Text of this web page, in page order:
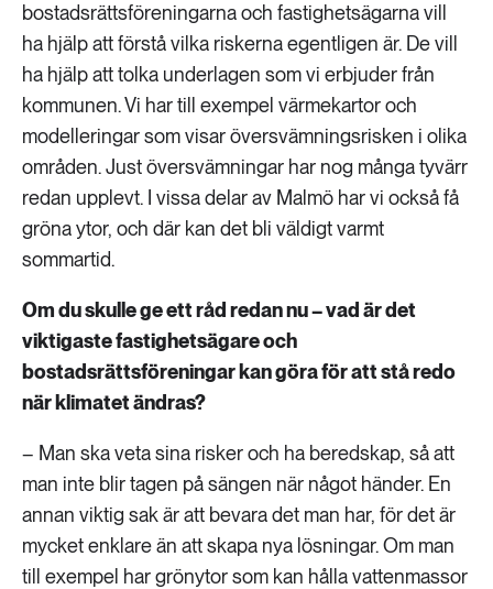
bostadsrättsföreningarna och fastighetsägarna vill
ha hjälp att förstå vilka riskerna egentligen är. De vill
ha hjälp att tolka underlagen som vi erbjuder från
kommunen. Vi har till exempel värmekartor och
modelleringar som visar översvämningsrisken i olika
områden. Just översvämningar har nog många tyvärr
redan upplevt. I vissa delar av Malmö har vi också få
gröna ytor, och där kan det bli väldigt varmt
sommartid.
Om du skulle ge ett råd redan nu – vad är det
viktigaste fastighetsägare och
bostadsrättsföreningar kan göra för att stå redo
när klimatet ändras?
– Man ska veta sina risker och ha beredskap, så att
man inte blir tagen på sängen när något händer. En
annan viktig sak är att bevara det man har, för det är
mycket enklare än att skapa nya lösningar. Om man
till exempel har grönytor som kan hålla vattenmassor